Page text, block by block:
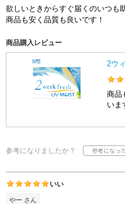
欲しいときからすぐ届くのいつも
商品も安く品質も良いです！
商品購入レビュー
2ウ
商品
いま
参考になりましたか？
いい
やー さん